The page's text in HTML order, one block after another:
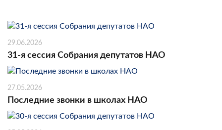
29.06.2026
31-я сессия Собрания депутатов НАО
27.05.2026
Последние звонки в школах НАО